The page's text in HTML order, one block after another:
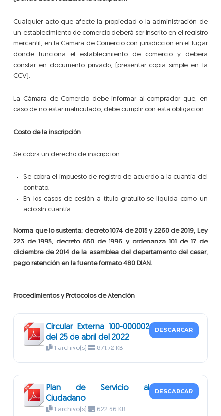
Cualquier acto que afecte la propiedad o la administración de
un establecimiento de comercio deberá ser inscrito en el registro
mercantil, en la Cámara de Comercio con jurisdicción en el lugar
donde funciona el establecimiento de comercio y deberá
constar en documento privado, (presentar copia simple en la
CCV).
La Cámara de Comercio debe informar al comprador que, en
caso de no estar matriculado, debe cumplir con esta obligación.
Costo de la inscripción
Se cobra un derecho de inscripción.
Se cobra el impuesto de registro de acuerdo a la cuantía del
contrato.
En los casos de cesión a título gratuito se liquida como un
acto sin cuantía.
Norma que lo sustenta: decreto 1074 de 2015 y 2260 de 2019, Ley
223 de 1995, decreto 650 de 1996 y ordenanza 101 de 17 de
diciembre de 2014 de la asamblea del departamento del cesar,
pago retención en la fuente formato 480 DIAN.
Procedimientos y Protocolos de Atención
Circular Externa 100-000002
del 25 de abril del 2022
1 archivo(s) 871.72 KB
DESCARGAR
Plan de Servicio al
Ciudadano
1 archivo(s) 622.66 KB
DESCARGAR